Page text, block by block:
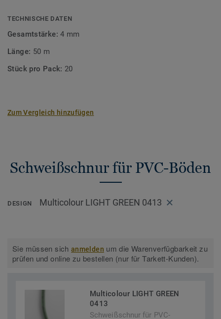
TECHNISCHE DATEN
Gesamtstärke:4 mm
Länge: 50 m
Stück pro Pack: 20
Zum Vergleich hinzufügen
Schweißschnur für PVC-Böden
DESIGN Multicolour LIGHT GREEN 0413
Sie müssen sichanmelden um die Warenverfügbarkeit zu
prüfen und online zu bestellen (nur für Tarkett-Kunden).
Multicolour LIGHT GREEN
0413
Schweißschnur für PVC-